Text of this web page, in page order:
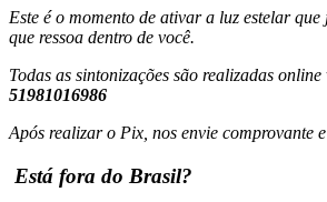
Este é o momento de ativar a luz estelar
que ressoa dentro de você.
Todas as sintonizações são realizadas
51981016986
Após realizar o Pix, nos envie comprovante
Está fora do Brasil?